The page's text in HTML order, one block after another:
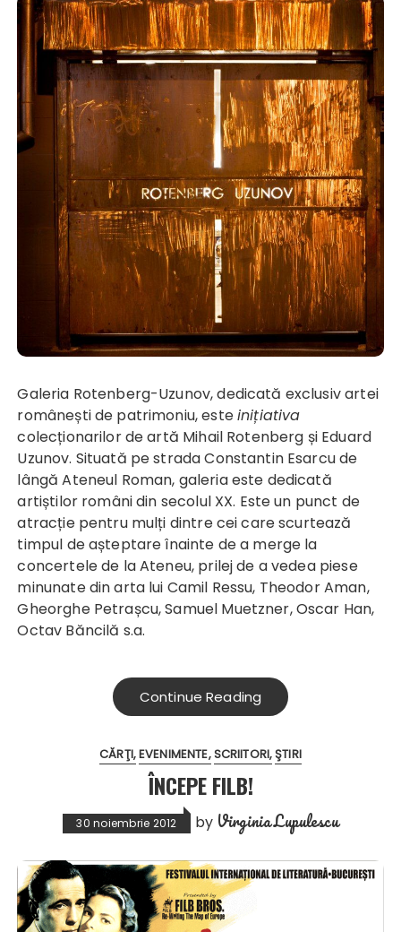
Galeria Rotenberg-Uzunov, dedicată exclusiv artei
românești de patrimoniu, esteinițiativa
colecționarilor de artă Mihail Rotenberg și Eduard
Uzunov. Situată pe strada Constantin Esarcu de
lângă Ateneul Roman, galeria este dedicată
artiștilor români din secolul XX. Este un punct de
atracție pentru mulți dintre cei care scurtează
timpul de așteptare înainte de a merge la
concertele de la Ateneu, prilej de a vedea piese
minunate din arta lui Camil Ressu, Theodor Aman,
Gheorghe Petrașcu, Samuel Muetzner, Oscar Han,
Octav Băncilă s.a.
Continue Reading
CĂRŢI EVENIMENTE SCRIITORI ŞTIRI
ÎNCEPE FILB!
30 noiembrie 2012 by Virginia Lupulescu